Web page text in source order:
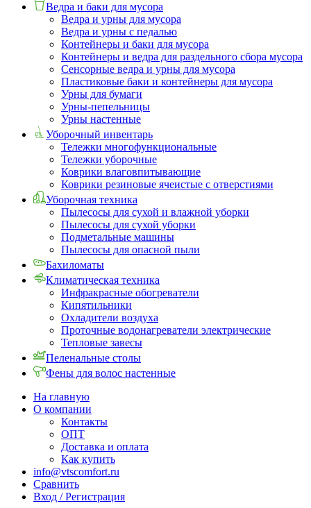
Ведра и баки для мусора
Ведра и урны для мусора
Ведра и урны с педалью
Контейнеры и баки для мусора
Контейнеры и ведра для раздельного сбора мусора
Сенсорные ведра и урны для мусора
Пластиковые баки и контейнеры для мусора
Урны для бумаги
Урны-пепельницы
Урны настенные
Уборочный инвентарь
Тележки многофункциональные
Тележки уборочные
Коврики влаговпитывающие
Коврики резиновые ячеистые с отверстиями
Уборочная техника
Пылесосы для сухой и влажной уборки
Пылесосы для сухой уборки
Подметальные машины
Пылесосы для опасной пыли
Бахиломаты
Климатическая техника
Инфракрасные обогреватели
Кипятильники
Охладители воздуха
Проточные водонагреватели электрические
Тепловые завесы
Пеленальные столы
Фены для волос настенные
На главную
О компании
Контакты
ОПТ
Доставка и оплата
Как купить
info@vtscomfort.ru
Сравнить
Вход / Регистрация